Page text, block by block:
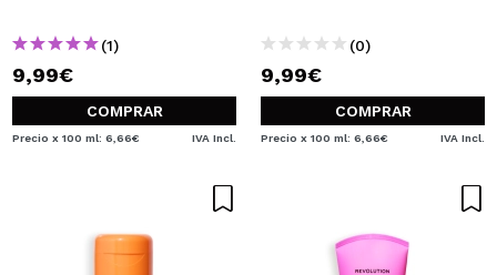
(1)
9,99€
COMPRAR
Precio x 100 ml: 6,66€ IVA Incl.
(0)
9,99€
COMPRAR
Precio x 100 ml: 6,66€ IVA Incl.